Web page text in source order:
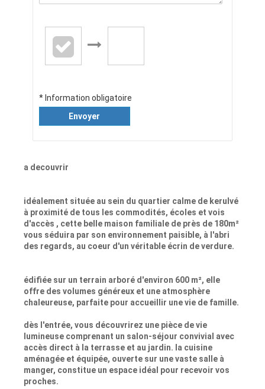
* Information obligatoire
Envoyer
a decouvrir
idéalement située au sein du quartier calme de kerulvé
à proximité de tous les commodités, écoles et vois
d'accès , cette belle maison familiale de près de 180m²
vous séduira par son environnement paisible, à l'abri
des regards, au coeur d'un véritable écrin de verdure.
édifiée sur un terrain arboré d'environ 600 m², elle
offre des volumes généreux et une atmosphère
chaleureuse, parfaite pour accueillir une vie de famille.
dès l'entrée, vous découvrirez une pièce de vie
lumineuse comprenant un salon-séjour convivial avec
accès direct à la terrasse et au jardin. la cuisine
aménagée et équipée, ouverte sur une vaste salle à
manger, constitue un espace idéal pour recevoir vos
proches.